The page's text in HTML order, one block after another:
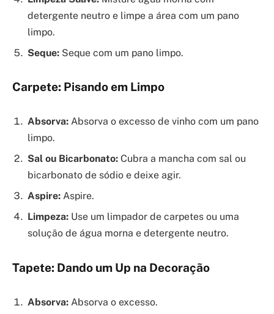
detergente neutro e limpe a área com um pano
limpo.
Seque: Seque com um pano limpo.
Carpete: Pisando em Limpo
Absorva: Absorva o excesso de vinho com um pano
limpo.
Sal ou Bicarbonato: Cubra a mancha com sal ou
bicarbonato de sódio e deixe agir.
Aspire: Aspire.
Limpeza: Use um limpador de carpetes ou uma
solução de água morna e detergente neutro.
Tapete: Dando um Up na Decoração
Absorva: Absorva o excesso.